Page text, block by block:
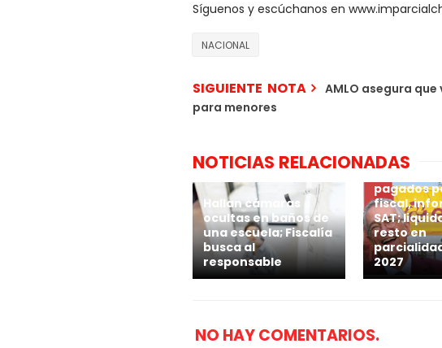
Síguenos y escúchanos en
NACIONAL
SIGUIENTE NOTA
AMLO asegura
para menores
NOTICIAS RELACIONADAS
Hallan cámaras
ocultas en baños de
una escuela; Fiscalía
busca al
responsable
Grupo
pagados
fiscal,
SAT;
resto en
2027
NO HAY COMENTARIOS.